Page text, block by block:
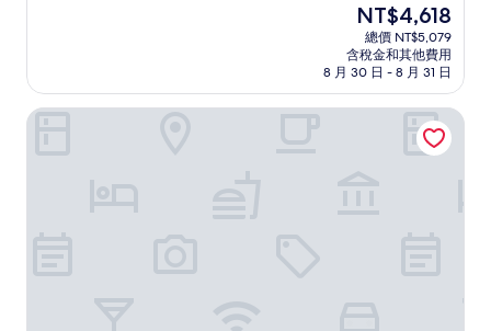
太
棒
現
在
價
格
為
NT$4,618
NT$4,618
總價 NT$5,079
含稅金和其他費用
8 月 30 日 - 8 月 31 日
南大門艾納套房飯店